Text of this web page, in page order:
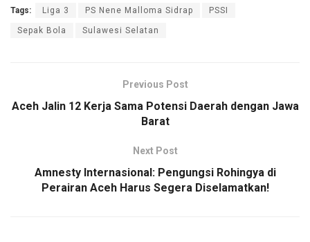
Tags: Liga 3 PS Nene Malloma Sidrap PSSI
Sepak Bola Sulawesi Selatan
Previous Post
Aceh Jalin 12 Kerja Sama Potensi Daerah dengan Jawa
Barat
Next Post
Amnesty Internasional: Pengungsi Rohingya di
Perairan Aceh Harus Segera Diselamatkan!